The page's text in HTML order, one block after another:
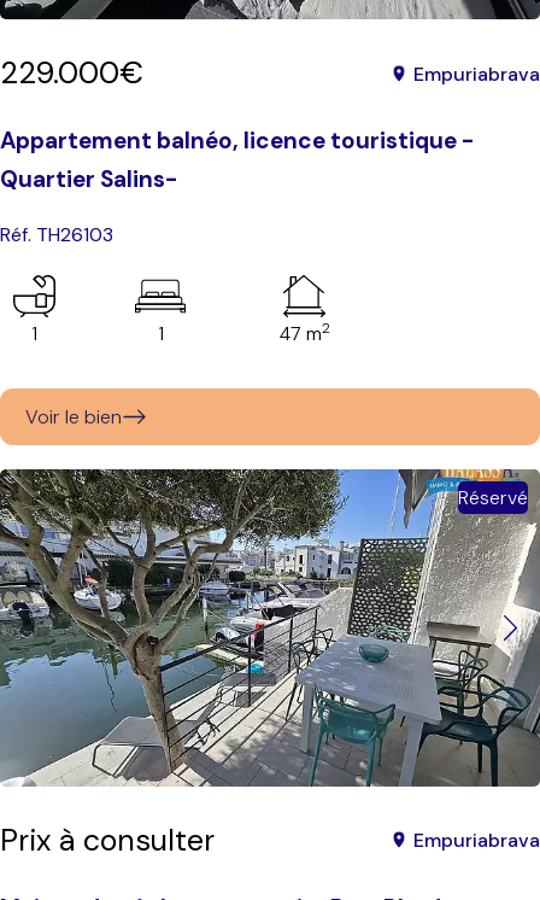
229.000€ Empuriabrava
Appartement balnéo, licence touristique -
Quartier Salins-
Réf. TH26103
1 1 47 m2
Voir le bien
Réservé
Prix à consulter Empuriabrava